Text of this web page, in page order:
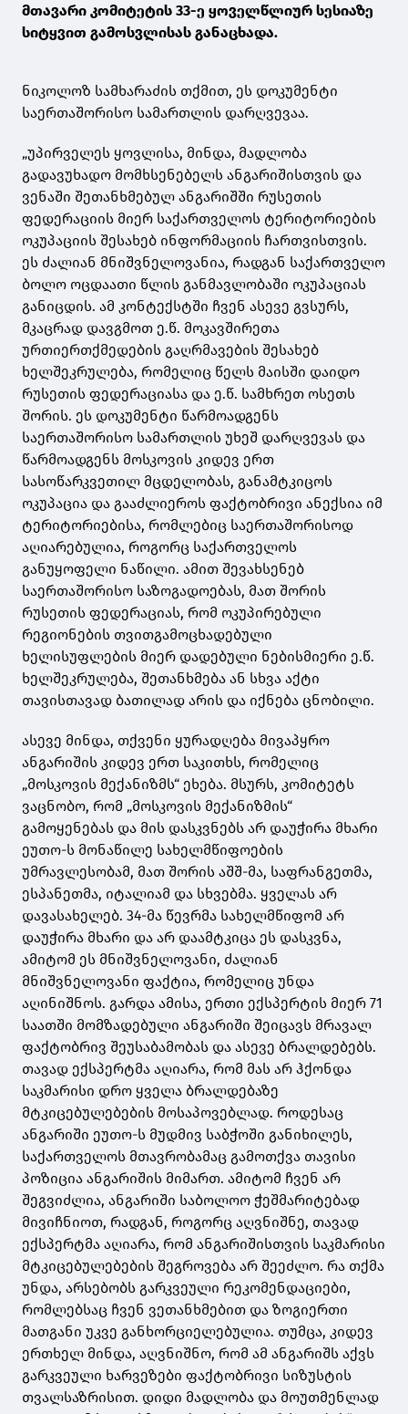
მთავარი კომიტეტის 33-ე ყოველწლიურ სესიაზე
სიტყვით გამოსვლისას განაცხადა.
ნიკოლოზ სამხარაძის თქმით, ეს დოკუმენტი
საერთაშორისო სამართლის დარღვევაა.
„უპირველეს ყოვლისა, მინდა, მადლობა
გადავუხადო მომხსენებელს ანგარიშისთვის და
ვენაში შეთანხმებულ ანგარიშში რუსეთის
ფედერაციის მიერ საქართველოს ტერიტორიების
ოკუპაციის შესახებ ინფორმაციის ჩართვისთვის.
ეს ძალიან მნიშვნელოვანია, რადგან საქართველო
ბოლო ოცდაათი წლის განმავლობაში ოკუპაციას
განიცდის. ამ კონტექსტში ჩვენ ასევე გვსურს,
მკაცრად დავგმოთ ე.წ. მოკავშირეთა
ურთიერთქმედების გაღრმავების შესახებ
ხელშეკრულება, რომელიც წელს მაისში დაიდო
რუსეთის ფედერაციასა და ე.წ. სამხრეთ ოსეთს
შორის. ეს დოკუმენტი წარმოადგენს
საერთაშორისო სამართლის უხეშ დარღვევას და
წარმოადგენს მოსკოვის კიდევ ერთ
სასოწარკვეთილ მცდელობას, განამტკიცოს
ოკუპაცია და გააძლიეროს ფაქტობრივი ანექსია იმ
ტერიტორიებისა, რომლებიც საერთაშორისოდ
აღიარებულია, როგორც საქართველოს
განუყოფელი ნაწილი. ამით შევახსენებ
საერთაშორისო საზოგადოებას, მათ შორის
რუსეთის ფედერაციას, რომ ოკუპირებული
რეგიონების თვითგამოცხადებული
ხელისუფლების მიერ დადებული ნებისმიერი ე.წ.
ხელშეკრულება, შეთანხმება ან სხვა აქტი
თავისთავად ბათილად არის და იქნება ცნობილი.
ასევე მინდა, თქვენი ყურადღება მივაპყრო
ანგარიშის კიდევ ერთ საკითხს, რომელიც
„მოსკოვის მექანიზმს“ ეხება. მსურს, კომიტეტს
ვაცნობო, რომ „მოსკოვის მექანიზმის“
გამოყენებას და მის დასკვნებს არ დაუჭირა მხარი
ეუთო-ს მონაწილე სახელმწიფოების
უმრავლესობამ, მათ შორის აშშ-მა, საფრანგეთმა,
ესპანეთმა, იტალიამ და სხვებმა. ყველას არ
დავასახელებ. 34-მა წევრმა სახელმწიფომ არ
დაუჭირა მხარი და არ დაამტკიცა ეს დასკვნა,
ამიტომ ეს მნიშვნელოვანი, ძალიან
მნიშვნელოვანი ფაქტია, რომელიც უნდა
აღინიშნოს. გარდა ამისა, ერთი ექსპერტის მიერ 71
საათში მომზადებული ანგარიში შეიცავს მრავალ
ფაქტობრივ შეუსაბამობას და ასევე ბრალდებებს.
თავად ექსპერტმა აღიარა, რომ მას არ ჰქონდა
საკმარისი დრო ყველა ბრალდებაზე
მტკიცებულებების მოსაპოვებლად. როდესაც
ანგარიში ეუთო-ს მუდმივ საბჭოში განიხილეს,
საქართველოს მთავრობამაც გამოთქვა თავისი
პოზიცია ანგარიშის მიმართ. ამიტომ ჩვენ არ
შეგვიძლია, ანგარიში საბოლოო ჭეშმარიტებად
მივიჩნიოთ, რადგან, როგორც აღვნიშნე, თავად
ექსპერტმა აღიარა, რომ ანგარიშისთვის საკმარისი
მტკიცებულებების შეგროვება არ შეეძლო. რა თქმა
უნდა, არსებობს გარკვეული რეკომენდაციები,
რომლებსაც ჩვენ ვეთანხმებით და ზოგიერთი
მათგანი უკვე განხორციელებულია. თუმცა, კიდევ
ერთხელ მინდა, აღვნიშნო, რომ ამ ანგარიშს აქვს
გარკვეული ხარვეზები ფაქტობრივი სიზუსტის
თვალსაზრისით. დიდი მადლობა და მოუთმენლად